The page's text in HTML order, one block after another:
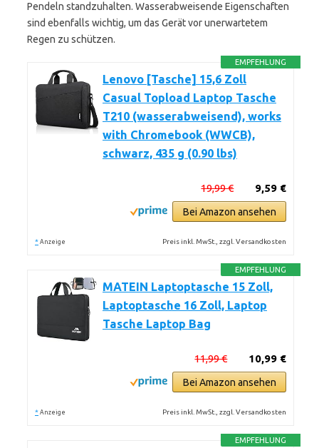
Pendeln standzuhalten. Wasserabweisende Eigenschaften
sind ebenfalls wichtig, um das Gerät vor unerwartetem
Regen zu schützen.
EMPFEHLUNG
Lenovo [Tasche] 15,6 Zoll
Casual Topload Laptop Tasche
T210 (wasserabweisend), works
with Chromebook (WWCB),
schwarz, 435 g (0.90 lbs)
9,59 €
19,99 €
Bei Amazon ansehen
* Anzeige Preis inkl. MwSt., zzgl. Versandkosten
EMPFEHLUNG
MATEIN Laptoptasche 15 Zoll,
Laptoptasche 16 Zoll, Laptop
Tasche Laptop Bag
10,99 €
11,99 €
Bei Amazon ansehen
* Anzeige Preis inkl. MwSt., zzgl. Versandkosten
EMPFEHLUNG